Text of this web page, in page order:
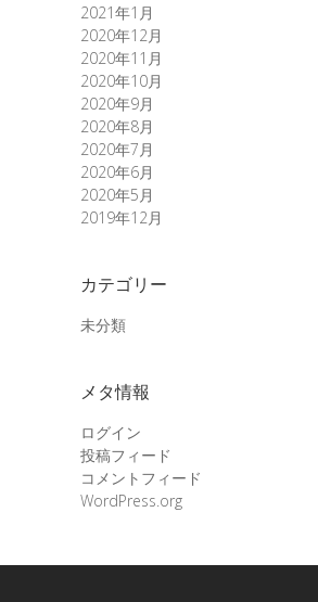
2021年1月
2020年12月
2020年11月
2020年10月
2020年9月
2020年8月
2020年7月
2020年6月
2020年5月
2019年12月
カテゴリー
未分類
メタ情報
ログイン
投稿フィード
コメントフィード
WordPress.org